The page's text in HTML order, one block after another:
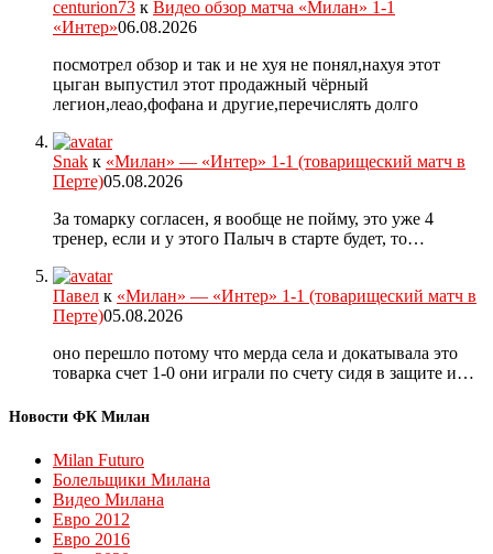
centurion73 к Видео обзор матча «Милан» 1-1
«Интер»06.08.2026
посмотрел обзор и так и не хуя не понял,нахуя этот
цыган выпустил этот продажный чёрный
легион,леао,фофана и другие,перечислять долго
Snak к «Милан» — «Интер» 1-1 (товарищеский матч в
Перте)05.08.2026
За томарку согласен, я вообще не пойму, это уже 4
тренер, если и у этого Палыч в старте будет, то…
Павел к «Милан» — «Интер» 1-1 (товарищеский матч в
Перте)05.08.2026
оно перешло потому что мерда села и докатывала это
товарка счет 1-0 они играли по счету сидя в защите и…
Новости ФК Милан
Milan Futuro
Болельщики Милана
Видео Милана
Евро 2012
Евро 2016